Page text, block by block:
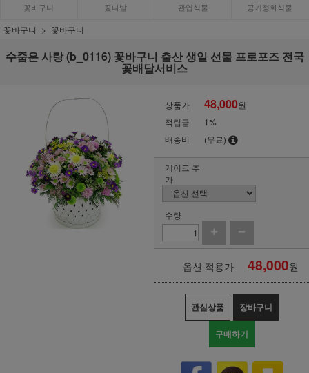
꽃바구니 꽃다발 관엽식물 공기정화식물
꽃바구니 꽃바구니
수줍은 사랑 (b_0116) 꽃바구니 출산 생일 선물 프로포즈 전국
꽃배달서비스
상품가 48,000원
적립금
1%
배송비
(무료)
케이크 추
가
수량
옵션 적용가 48,000원
관심상품 장바구니
구매하기